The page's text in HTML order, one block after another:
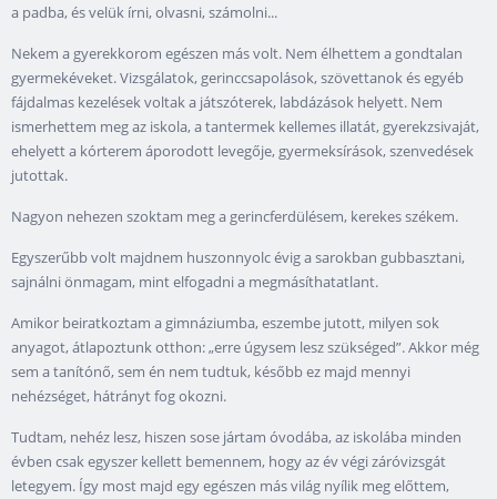
a padba, és velük írni, olvasni, számolni...
Nekem a gyerekkorom egészen más volt. Nem élhettem a gondtalan
gyermekéveket. Vizsgálatok, gerinccsapolások, szövettanok és egyéb
fájdalmas kezelések voltak a játszóterek, labdázások helyett. Nem
ismerhettem meg az iskola, a tantermek kellemes illatát, gyerekzsivaját,
ehelyett a kórterem áporodott levegője, gyermeksírások, szenvedések
jutottak.
Nagyon nehezen szoktam meg a gerincferdülésem, kerekes székem.
Egyszerűbb volt majdnem huszonnyolc évig a sarokban gubbasztani,
sajnálni önmagam, mint elfogadni a megmásíthatatlant.
Amikor beiratkoztam a gimnáziumba, eszembe jutott, milyen sok
anyagot, átlapoztunk otthon: „erre úgysem lesz szükséged”. Akkor még
sem a tanítónő, sem én nem tudtuk, később ez majd mennyi
nehézséget, hátrányt fog okozni.
Tudtam, nehéz lesz, hiszen sose jártam óvodába, az iskolába minden
évben csak egyszer kellett bemennem, hogy az év végi záróvizsgát
letegyem. Így most majd egy egészen más világ nyílik meg előttem,